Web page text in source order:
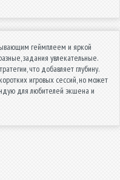
геймплеем и яркой
задания увлекательные.
что добавляет глубину.
игровых сессий, но может
для любителей экшена и